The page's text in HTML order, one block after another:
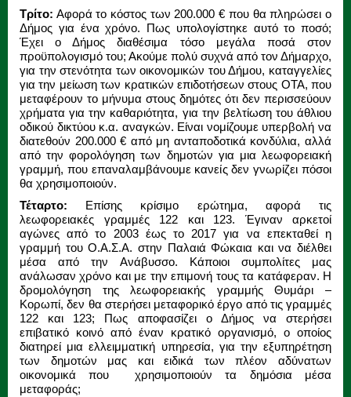
Τρίτο: Αφορά το κόστος των 200.000 € που θα πληρώσει ο
Δήμος για ένα χρόνο. Πως υπολογίστηκε αυτό το ποσό;
Έχει ο Δήμος διαθέσιμα τόσο μεγάλα ποσά στον
προϋπολογισμό του; Ακούμε πολύ συχνά από τον Δήμαρχο,
για την στενότητα των οικονομικών του Δήμου, καταγγελίες
για την μείωση των κρατικών επιδοτήσεων στους ΟΤΑ, που
μεταφέρουν το μήνυμα στους δημότες ότι δεν περισσεύουν
χρήματα για την καθαριότητα, για την βελτίωση του άθλιου
οδικού δικτύου κ.α. αναγκών. Είναι νομίζουμε υπερβολή να
διατεθούν 200.000 € από μη ανταποδοτικά κονδύλια, αλλά
από την φορολόγηση των δημοτών για μια λεωφορειακή
γραμμή, που επαναλαμβάνουμε κανείς δεν γνωρίζει πόσοι
θα χρησιμοποιούν.
Τέταρτο: Επίσης κρίσιμο ερώτημα, αφορά τις
λεωφορειακές γραμμές 122 και 123. Έγιναν αρκετοί
αγώνες από το 2003 έως το 2017 για να επεκταθεί η
γραμμή του Ο.Α.Σ.Α. στην Παλαιά Φώκαια και να διέλθει
μέσα από την Ανάβυσσο. Κάποιοι συμπολίτες μας
ανάλωσαν χρόνο και με την επιμονή τους τα κατάφεραν. Η
δρομολόγηση της λεωφορειακής γραμμής Θυμάρι –
Κορωπί, δεν θα στερήσει μεταφορικό έργο από τις γραμμές
122 και 123; Πως αποφασίζει ο Δήμος να στερήσει
επιβατικό κοινό από έναν κρατικό οργανισμό, ο οποίος
διατηρεί μια ελλειμματική υπηρεσία, για την εξυπηρέτηση
των δημοτών μας και ειδικά των πλέον αδύνατων
οικονομικά που χρησιμοποιούν τα δημόσια μέσα
μεταφοράς;